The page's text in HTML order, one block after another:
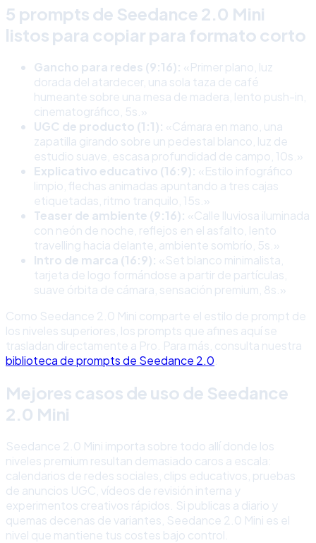
5 prompts de Seedance 2.0 Mini
listos para copiar para formato corto
Gancho para redes (9:16): «Primer plano, luz
dorada del atardecer, una sola taza de café
humeante sobre una mesa de madera, lento push-in,
cinematográfico, 5s.»
UGC de producto (1:1): «Cámara en mano, una
zapatilla girando sobre un pedestal blanco, luz de
estudio suave, escasa profundidad de campo, 10s.»
Explicativo educativo (16:9): «Estilo infográfico
limpio, flechas animadas apuntando a tres cajas
etiquetadas, ritmo tranquilo, 15s.»
Teaser de ambiente (9:16): «Calle lluviosa iluminada
con neón de noche, reflejos en el asfalto, lento
travelling hacia delante, ambiente sombrío, 5s.»
Intro de marca (16:9): «Set blanco minimalista,
tarjeta de logo formándose a partir de partículas,
suave órbita de cámara, sensación premium, 8s.»
Como Seedance 2.0 Mini comparte el estilo de prompt de
los niveles superiores, los prompts que afines aquí se
trasladan directamente a Pro. Para más, consulta nuestra
biblioteca de prompts de Seedance 2.0
Mejores casos de uso de Seedance
2.0 Mini
Seedance 2.0 Mini importa sobre todo allí donde los
niveles premium resultan demasiado caros a escala:
calendarios de redes sociales, clips educativos, pruebas
de anuncios UGC, vídeos de revisión interna y
experimentos creativos rápidos. Si publicas a diario y
quemas decenas de variantes, Seedance 2.0 Mini es el
nivel que mantiene tus costes bajo control.